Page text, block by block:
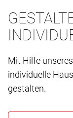
Mit Hilfe
individuelle
gestalten.